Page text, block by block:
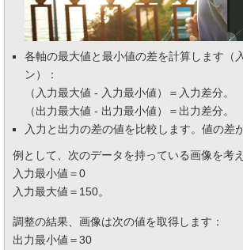
各軸の最大値と最小値の差を計算します（
ン）：
（入力最大値 - 入力最小値）＝入力差分。
（出力最大値 - 出力最小値）＝出力差分。
入力と出力の差の値を比較します。値の差
例として、次のデータを持っている画像を考
入力最小値＝0
入力最大値＝150。
調整の結果、画像は次の値を取得します：
出力最小値＝30